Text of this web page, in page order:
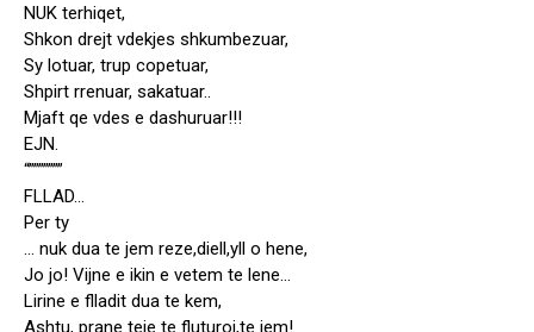
NUK terhiqet,
Shkon drejt vdekjes shkumbezuar,
Sy lotuar, trup copetuar,
Shpirt rrenuar, sakatuar..
Mjaft qe vdes e dashuruar!!!
EJN.
“”””””””
FLLAD…
Per ty
… nuk dua te jem reze,diell,yll o hene,
Jo jo! Vijne e ikin e vetem te lene…
Lirine e flladit dua te kem,
Ashtu, prane teje te fluturoj,te jem!